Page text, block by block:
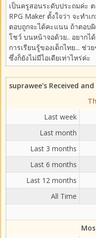
เป็นครูสอนระดับประถมค่ะ
RPG Maker ตั้งใจว่า จะทำ
ตอบถูกจะได้คะแนน ถ้าตอบ
โชว์ บนหน้าจอด้วย.. อยากไ
การเรียนรู้ของเด็กไทย... ช่
ซึ่งก็ยังไม่มีไอเดียเท่าไหร่ค่ะ
suprawee's Received
Last week
Last month
Last 3 months
Last 6 months
Last 12 months
All Time